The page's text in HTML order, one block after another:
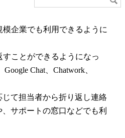
企業でも利用できるように
ことができるようになっ
Chat、Chatwork、
て担当者から折り返し連絡
サポートの窓口などでも利